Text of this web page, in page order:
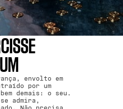
envolto em
por um
demais: o seu.
admira,